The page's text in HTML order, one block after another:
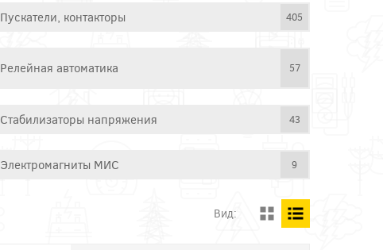
Пускатели, контакторы 405
Релейная автоматика 57
Стабилизаторы напряжения 43
Электромагниты МИС 9
Вид: